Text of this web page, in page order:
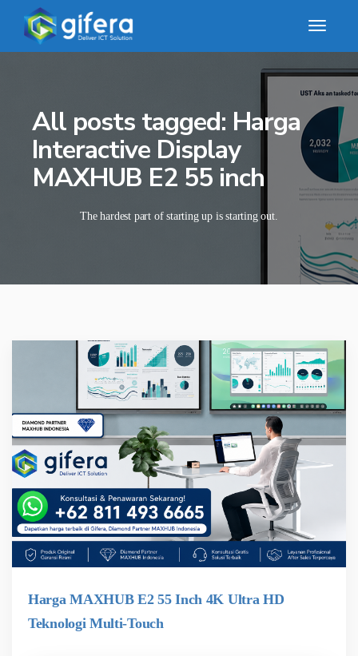
All posts tagged: Harga
Interactive Display
MAXHUB E2 55 inch
The hardest part of starting up is starting out.
Harga MAXHUB E2 55 Inch 4K Ultra HD
Teknologi Multi-Touch